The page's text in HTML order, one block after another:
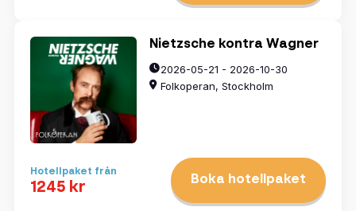
Nietzsche kontra Wagner
2026-05-21 - 2026-10-30
Folkoperan, Stockholm
Hotellpaket från
1245 kr Boka hotellpaket